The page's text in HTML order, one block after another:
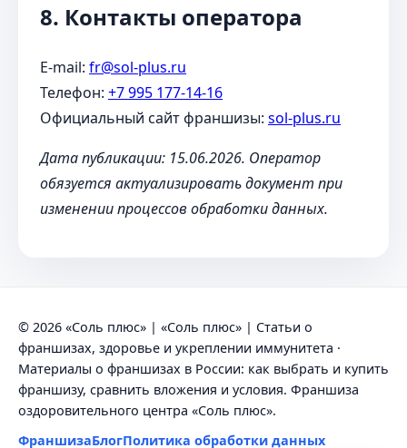
8. Контакты оператора
E-mail: fr@sol-plus.ru
Телефон: +7 995 177-14-16
Официальный сайт франшизы: sol-plus.ru
Дата публикации: 15.06.2026. Оператор
обязуется актуализировать документ при
изменении процессов обработки данных.
© 2026 «Соль плюс» | «Соль плюс» | Статьи о
франшизах, здоровье и укреплении иммунитета ·
Материалы о франшизах в России: как выбрать и купить
франшизу, сравнить вложения и условия. Франшиза
оздоровительного центра «Соль плюс».
ФраншизаБлогПолитика обработки данных